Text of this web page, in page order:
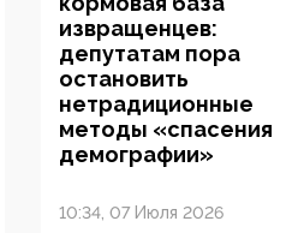
извращенцев:
депутатам пора
остановить
нетрадиционные
методы «спасения
демографии»
10:34, 07 Июля 2026